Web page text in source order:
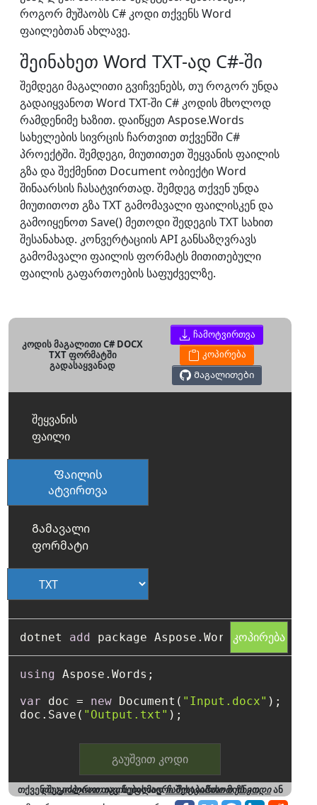
როგორ მუშაობს C# კოდი თქვენს Word
ფაილებთან ახლავე.
შეინახეთ Word TXT-ად C#-ში
შემდეგი მაგალითი გვიჩვენებს, თუ როგორ უნდა
გადაიყვანოთ Word TXT-ში C# კოდის მხოლოდ
რამდენიმე ხაზით. დაიწყეთ Aspose.Words
სახელების სივრცის ჩართვით თქვენში C#
პროექტში. შემდეგი, მიუთითეთ შეყვანის ფაილის
გზა და შექმენით Document ობიექტი Word
შინაარსის ჩასატვირთად. შემდეგ თქვენ უნდა
მიუთითოთ გზა TXT გამომავალი ფაილისკენ და
გამოიყენოთ Save() მეთოდი შედეგის TXT სახით
შესანახად. კონვერტაციის API განსაზღვრავს
გამომავალი ფაილის ფორმატს მითითებული
ფაილის გაფართოების საფუძველზე.
კოდის მაგალითი C# DOCX
TXT ფორმატში
გადასაყვანად
ჩამოტვირთვა
კოპირება
Მაგალითები
შეყვანის
ფაილი
Ფაილის
ატვირთვა
Გამავალი
ფორმატი
dotnet add კოპირება
using Aspose.Words;
var doc = new Document( "Input.docx" );
doc.Save( "Output.txt"
გაუშვით კოდი
თქვენ შეგიძლიათ თავისუფლადჩამოტვირთოთ ეს კოდიან
დააკოპიროთ იგინებისმიერი შესაბამისი მიზნით